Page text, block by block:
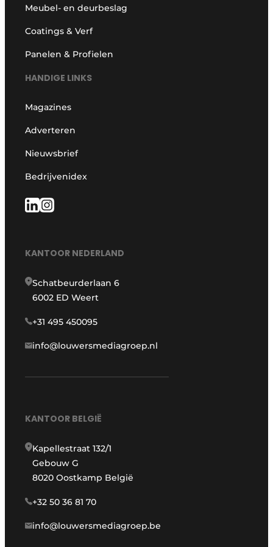
Meubel- en deurbeslag
Coatings & Verf
Panelen & Profielen
HANDIGE LINKS
Magazines
Adverteren
Nieuwsbrief
Bedrijvenidex
KANTOOR NEDERLAND
Schatbeurderlaan 6
6002 ED Weert
+31 495 450095
info@louwersmediagroep.nl
KANTOOR BELGIË
Kapellestraat 132/1
Gebouw G
8020 Oostkamp België
+32 50 36 81 70
info@louwersmediagroep.be